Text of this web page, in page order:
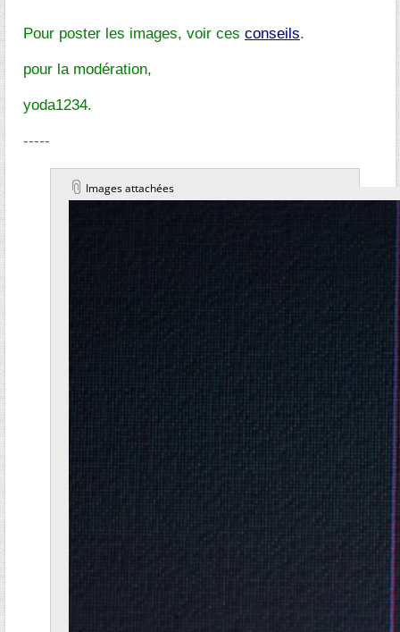
Pour poster les images, voir ces conseils.
pour la modération,
yoda1234.
-----
Images attachées